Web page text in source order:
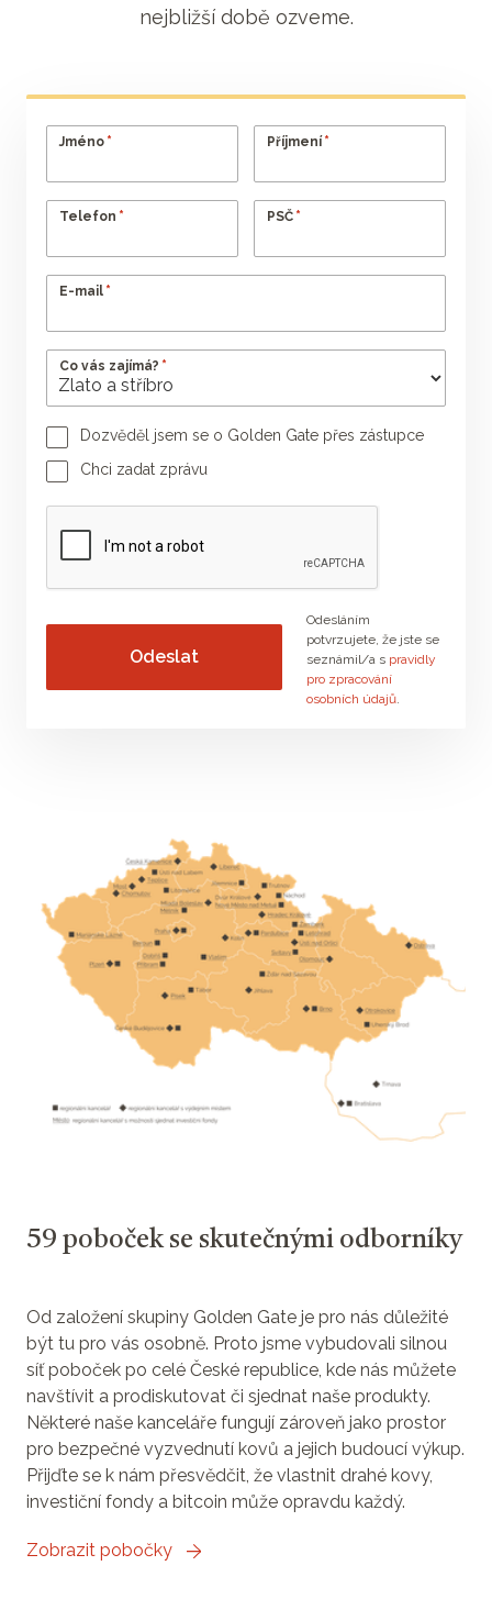
nejbližší době ozveme.
Jméno * Příjmení *
Telefon * PSČ *
E-mail *
Co vás zajímá? *
Dozvěděl jsem se o Golden Gate přes zástupce
Jméno poradce Příjmení poradce
Chci zadat zprávu
Vaše zpráva
Odesláním
potvrzujete, že jste se
seznámil/a s pravidly
pro zpracování
osobních údajů.
59 poboček se skutečnými odborníky
Od založení skupiny Golden Gate je pro nás důležité
být tu pro vás osobně. Proto jsme vybudovali silnou
síť poboček po celé České republice, kde nás můžete
navštívit a prodiskutovat či sjednat naše produkty.
Některé naše kanceláře fungují zároveň jako prostor
pro bezpečné vyzvednutí kovů a jejich budoucí výkup.
Přijďte se k nám přesvědčit, že vlastnit drahé kovy,
investiční fondy a bitcoin může opravdu každý.
Zobrazit pobočky